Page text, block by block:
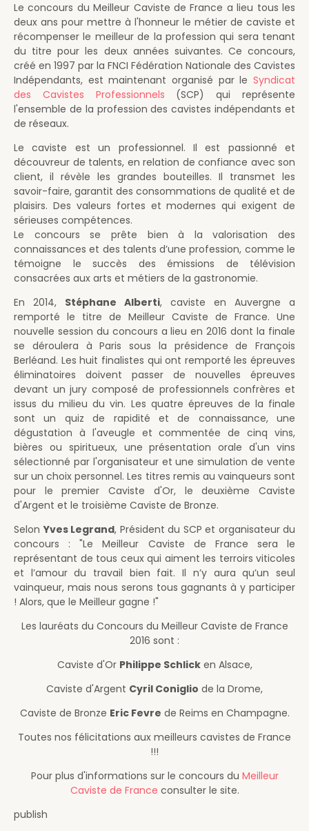
Le concours du Meilleur Caviste de France a lieu tous les
deux ans pour mettre à l'honneur le métier de caviste et
récompenser le meilleur de la profession qui sera tenant
du titre pour les deux années suivantes. Ce concours,
créé en 1997 par la FNCI Fédération Nationale des Cavistes
Indépendants, est maintenant organisé par le Syndicat
des Cavistes Professionnels (SCP) qui représente
l'ensemble de la profession des cavistes indépendants et
de réseaux.
Le caviste est un professionnel. Il est passionné et
découvreur de talents, en relation de confiance avec son
client, il révèle les grandes bouteilles. Il transmet les
savoir-faire, garantit des consommations de qualité et de
plaisirs. Des valeurs fortes et modernes qui exigent de
sérieuses compétences.
Le concours se prête bien à la valorisation des
connaissances et des talents d’une profession, comme le
témoigne le succès des émissions de télévision
consacrées aux arts et métiers de la gastronomie.
En 2014, Stéphane Alberti, caviste en Auvergne a
remporté le titre de Meilleur Caviste de France. Une
nouvelle session du concours a lieu en 2016 dont la finale
se déroulera à Paris sous la présidence de François
Berléand. Les huit finalistes qui ont remporté les épreuves
éliminatoires doivent passer de nouvelles épreuves
devant un jury composé de professionnels confrères et
issus du milieu du vin. Les quatre épreuves de la finale
sont un quiz de rapidité et de connaissance, une
dégustation à l'aveugle et commentée de cinq vins,
bières ou spiritueux, une présentation orale d'un vins
sélectionné par l'organisateur et une simulation de vente
sur un choix personnel. Les titres remis au vainqueurs sont
pour le premier Caviste d'Or, le deuxième Caviste
d'Argent et le troisième Caviste de Bronze.
SelonYves Legrand, Président du SCP et organisateur du
concours : "Le Meilleur Caviste de France sera le
représentant de tous ceux qui aiment les terroirs viticoles
et l’amour du travail bien fait. Il n’y aura qu’un seul
vainqueur, mais nous serons tous gagnants à y participer
! Alors, que le Meilleur gagne !"
Les lauréats du Concours du Meilleur Caviste de France
2016 sont :
Caviste d'Or Philippe Schlicken Alsace,
Caviste d'Argent Cyril Coniglio de la Drome,
Caviste de Bronze Eric Fevre de Reims en Champagne.
Toutes nos félicitations aux meilleurs cavistes de France
!!!
Pour plus d'informations sur le concours du Meilleur
Caviste de France consulter le site.
publish